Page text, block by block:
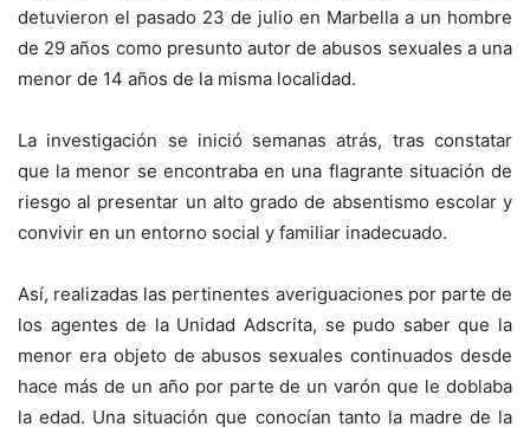
detuvieron el pasado 23 de julio en Marbella a un hombre
de 29 años como presunto autor de abusos sexuales a una
menor de 14 años de la misma localidad.
La investigación se inició semanas atrás, tras constatar
que la menor se encontraba en una flagrante situación de
riesgo al presentar un alto grado de absentismo escolar y
convivir en un entorno social y familiar inadecuado.
Así, realizadas las pertinentes averiguaciones por parte de
los agentes de la Unidad Adscrita, se pudo saber que la
menor era objeto de abusos sexuales continuados desde
hace más de un año por parte de un varón que le doblaba
la edad. Una situación que conocían tanto la madre de la